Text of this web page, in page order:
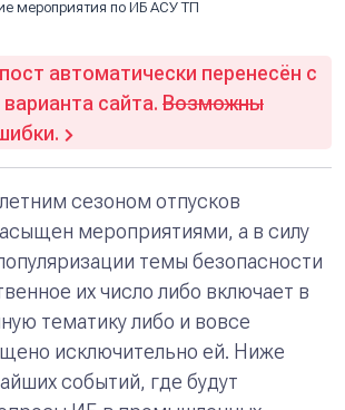
мероприятия по ИБ АСУ ТП
автоматически перенесён с
сайта. Возможны
сезоном отпусков
мероприятиями, а в силу
темы безопасности
их число либо включает в
тематику либо и вовсе
исключительно ей. Ниже
событий, где будут